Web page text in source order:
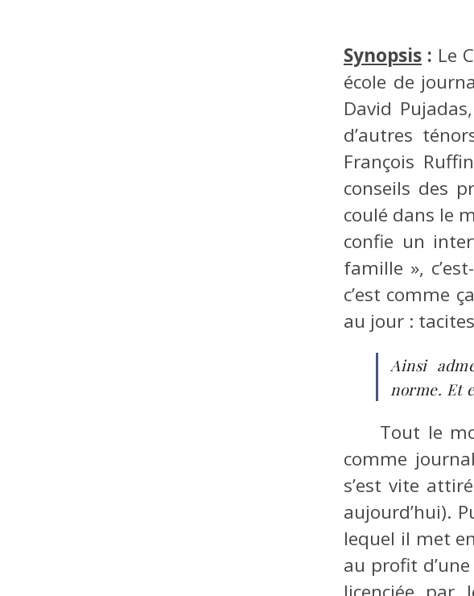
Synopsis : Le
école de
David
d’autres
François
conseils des
coulé dans le
confie un
famille »,
c’est comme
au jour :
Ainsi
norme. Et
Tout le
comme
s’est vite
aujourd’hui).
lequel il met
au profit